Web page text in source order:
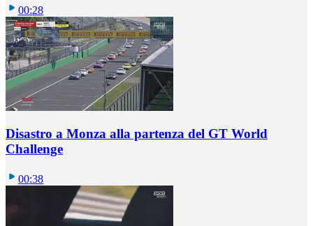
00:28
Disastro a Monza alla partenza del GT World
Challenge
00:38